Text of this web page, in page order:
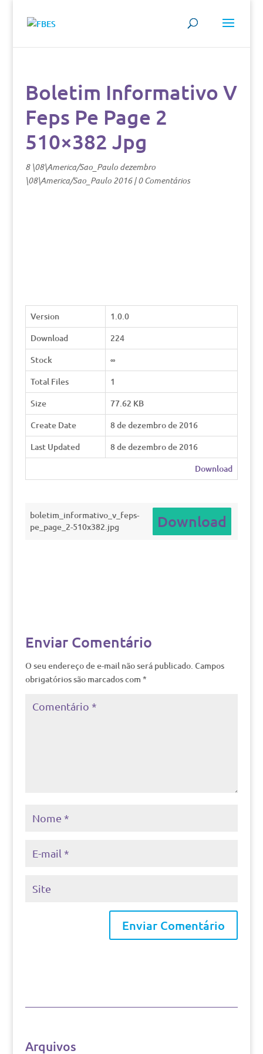
Boletim Informativo V
Feps Pe Page 2
510×382 Jpg
8 \08\America/Sao_Paulo dezembro
\08\America/Sao_Paulo 2016|0 Comentários
Version
1.0.0
Download
224
Stock
∞
Total Files
1
Size
77.62 KB
Create Date
8 de dezembro de 2016
Last Updated
8 de dezembro de 2016
Download
boletim_informativo_v_feps-
pe_page_2-510x382.jpg
Download
Enviar Comentário
O seu endereço de e-mail não será publicado. Campos
obrigatórios são marcados com *
Arquivos